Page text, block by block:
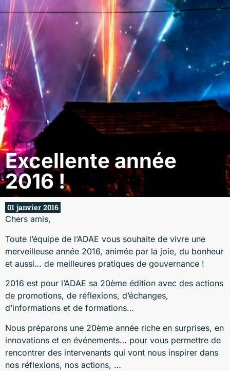
Excellente année
2016 !
01 janvier 2016
Chers amis,
Toute l’équipe de l’ADAE vous souhaite de vivre une
merveilleuse année 2016, animée par la joie, du bonheur
et aussi… de meilleures pratiques de gouvernance !
2016 est pour l’ADAE sa 20ème édition avec des actions
de promotions, de réflexions, d’échanges,
d’informations et de formations…
Nous préparons une 20ème année riche en surprises, en
innovations et en événements… pour vous permettre de
rencontrer des intervenants qui vont nous inspirer dans
nos réflexions, nos actions, …